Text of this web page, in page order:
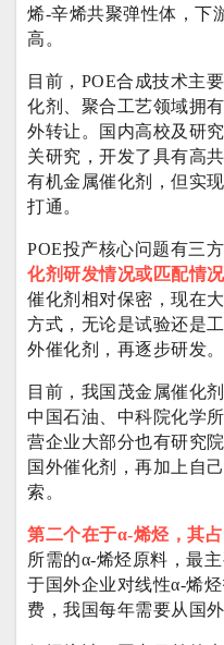
烯-辛烯共聚弹性体，下
高。
目前，POE合成技术主
化剂、聚合工艺领域拥
外转让。国内高校及研
关研究，开发了具有高
有机金属催化剂，但实
打通。
POE投产核心问题有三方
化剂研发情况或匹配情
催化剂相对保密，现在
方式，无论是试验还是
外催化剂，再逐步研发。
目前，我国茂金属催化
中国石油、中科院化学
营企业大部分也有研究
国外催化剂，再加上自
索。
第二个在于α-烯烃，其
所需的α-烯烃原料，最
于国外企业对线性α-烯
费，我国每年需要从国